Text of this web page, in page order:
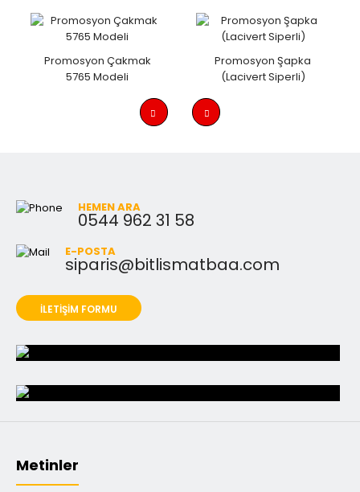
Promosyon Çakmak
5765 Modeli
Promosyon Şapka
(Lacivert Siperli)
HEMEN ARA
0544 962 31 58
E-POSTA
siparis@bitlismatbaa.com
İLETİŞİM FORMU
Metinler